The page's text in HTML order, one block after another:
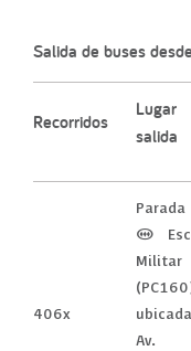
Salida de buses
Recorridos
salida
406x
(M)
Militar
Av.